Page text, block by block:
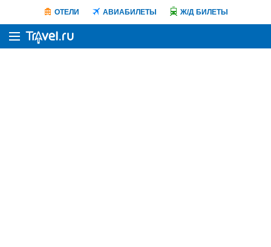
ОТЕЛИ АВИАБИЛЕТЫ Ж/Д БИЛЕТЫ